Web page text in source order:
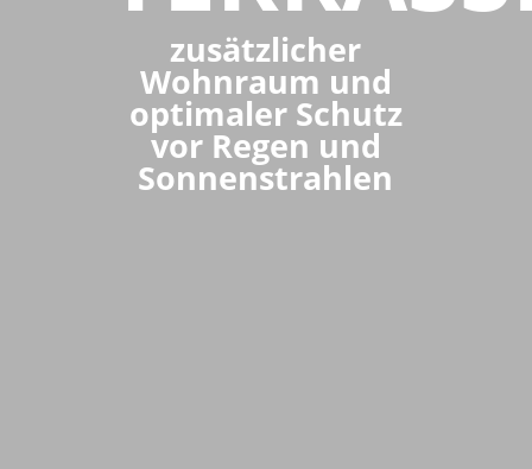
zusätzlicher
Wohnraum und
optimaler Schutz
vor Regen und
Sonnenstrahlen